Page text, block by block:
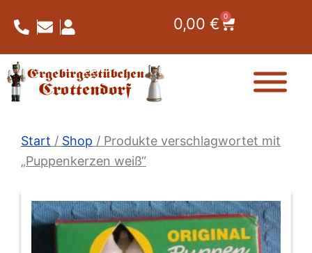
Inhalt
springen
0,00 € 0
Warenkorb
Start / Shop / Produkte verschlagwortet mit
„Puppenkerzen weiß“